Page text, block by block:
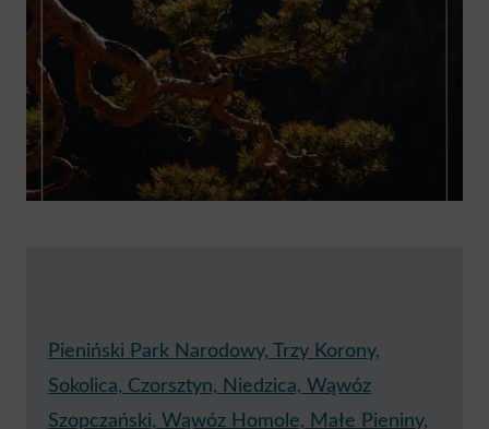
Pieniński Park Narodowy, Trzy Korony,
Sokolica, Czorsztyn, Niedzica, Wąwóz
Szopczański, Wąwóz Homole, Małe Pieniny,